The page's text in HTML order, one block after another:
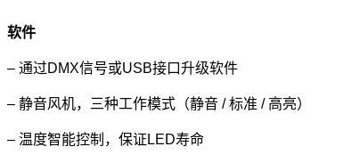
软件
– 通过DMX信号或USB接口升级软件
– 静音风机，三种工作模式（静音 / 标准 / 高亮）
– 温度智能控制，保证LED寿命